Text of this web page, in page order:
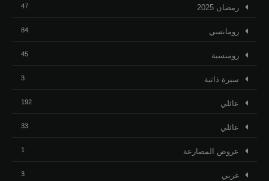
رمضان 2025 47
رومانسي 84
رومنسية 45
ﺳﻴﺮﺓ ﺫاﺗﻴﺔ 3
عائلي 192
عائلي 33
عروض المصارعة 1
غربي 3